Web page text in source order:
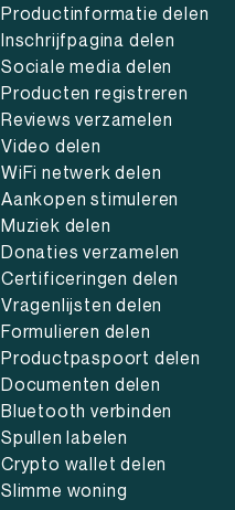
Productinformatie delen
Inschrijfpagina delen
Sociale media delen
Producten registreren
Reviews verzamelen
Video delen
WiFi netwerk delen
Aankopen stimuleren
Muziek delen
Donaties verzamelen
Certificeringen delen
Vragenlijsten delen
Formulieren delen
Productpaspoort delen
Documenten delen
Bluetooth verbinden
Spullen labelen
Crypto wallet delen
Slimme woning